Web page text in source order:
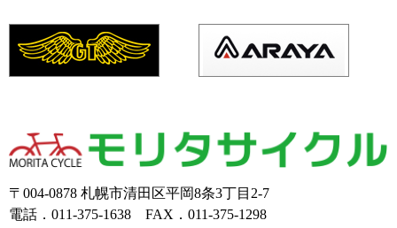
〒004-0878 札幌市清田区平岡8条3丁目2-7
電話．011-375-1638 FAX．011-375-1298